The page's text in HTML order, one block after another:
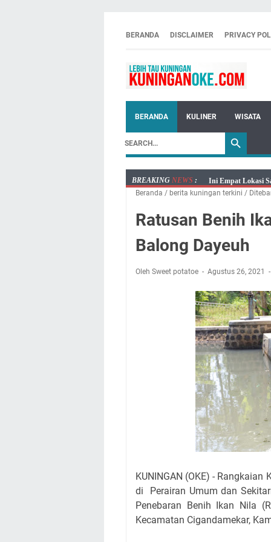
BERANDA DISCLAIMER PRIVACY
BERANDA KULINER WISATA
BREAKING NEWS :
Ini Empat Lokasi
Jumat 7 Agustus
Embun Pagi
Tetap Berjalan
Salat Lima Waktu
Menenangkan, Ini
Nobar Final Piala
Kamuning
Uniku Jadi Tuan
Sudahkah Kita
Info Sembako di
Agenda Kegiatan
Hanya Satu
Beranda / berita kuningan terkini /
Ratusan Benih
Balong Dayeuh
Oleh Sweet potatoe Agustus 26, 2021
KUNINGAN (OKE) -
di Perairan Umum dan
Penebaran Benih Ikan Nila
Kecamatan Cigandamekar,